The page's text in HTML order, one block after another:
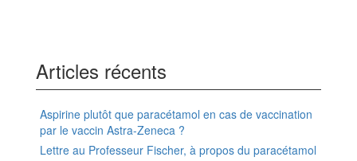
Articles récents
Aspirine plutôt que paracétamol en cas de vaccination
par le vaccin Astra-Zeneca ?
Lettre au Professeur Fischer, à propos du paracétamol